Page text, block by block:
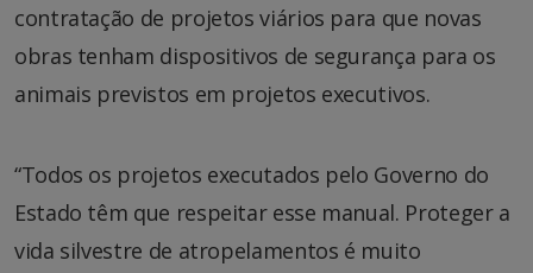
contratação de projetos viários para que novas
obras tenham dispositivos de segurança para os
animais previstos em projetos executivos.
“Todos os projetos executados pelo Governo do
Estado têm que respeitar esse manual. Proteger a
vida silvestre de atropelamentos é muito